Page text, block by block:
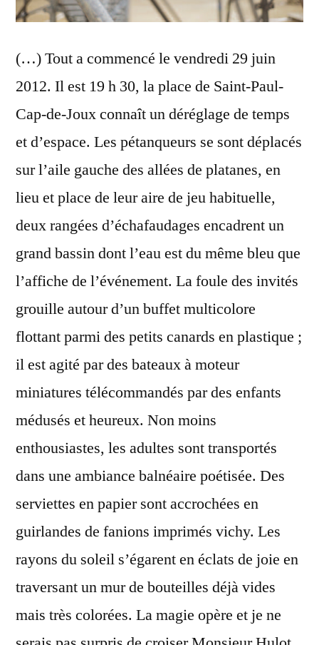
(…) Tout a commencé le vendredi 29 juin
2012. Il est 19 h 30, la place de Saint-Paul-
Cap-de-Joux connaît un déréglage de temps
et d’espace. Les pétanqueurs se sont déplacés
sur l’aile gauche des allées de platanes, en
lieu et place de leur aire de jeu habituelle,
deux rangées d’échafaudages encadrent un
grand bassin dont l’eau est du même bleu que
l’affiche de l’événement. La foule des invités
grouille autour d’un buffet multicolore
flottant parmi des petits canards en plastique ;
il est agité par des bateaux à moteur
miniatures télécommandés par des enfants
médusés et heureux. Non moins
enthousiastes, les adultes sont transportés
dans une ambiance balnéaire poétisée. Des
serviettes en papier sont accrochées en
guirlandes de fanions imprimés vichy. Les
rayons du soleil s’égarent en éclats de joie en
traversant un mur de bouteilles déjà vides
mais très colorées. La magie opère et je ne